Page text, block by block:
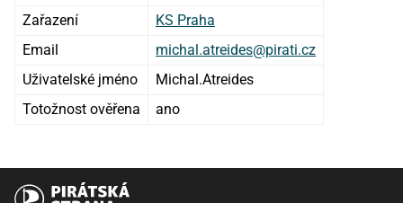
Zařazení
KS Praha
Email
michal.atreides@pirati.cz
Uživatelské jméno
Michal.Atreides
Totožnost ověřena
ano